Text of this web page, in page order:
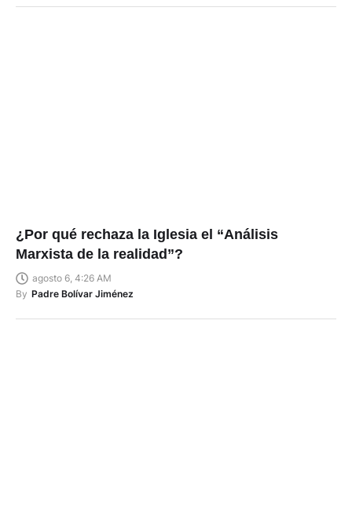
¿Por qué rechaza la Iglesia el “Análisis
Marxista de la realidad”?
agosto 6, 4:26 AM
By Padre Bolívar Jiménez